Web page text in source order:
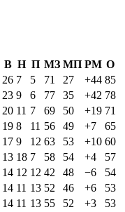
В Н П МЗ МП РМ О
26 7 5 71 27 +44 85
23 9 6 77 35 +42 78
20 11 7 69 50 +19 71
19 8 11 56 49 +7
65
17 9 12 63 53 +10 60
13 18 7 58 54 +4
57
14 12 12 42 48 −6
54
14 11 13 52 46 +6
53
14 11 13 55 52 +3
53